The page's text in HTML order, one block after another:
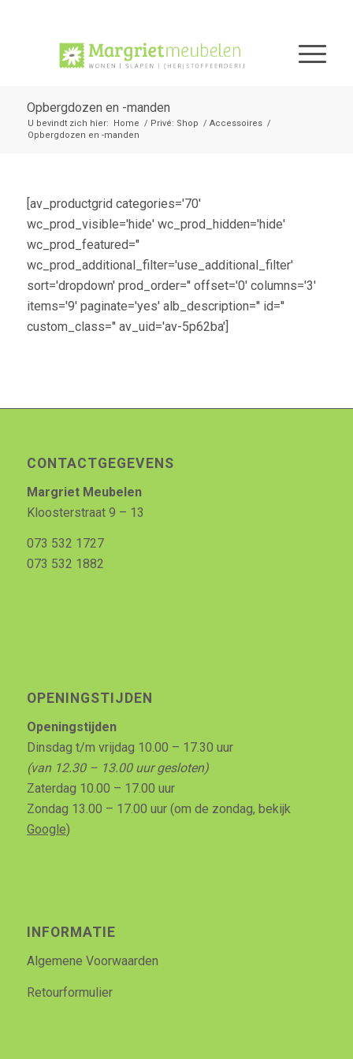
Opbergdozen en -manden
U bevindt zich hier: Home / Privé: Shop / Accessoires /
Opbergdozen en -manden
[av_productgrid categories='70'
wc_prod_visible='hide' wc_prod_hidden='hide'
wc_prod_featured=''
wc_prod_additional_filter='use_additional_filter'
sort='dropdown' prod_order='' offset='0' columns='3'
items='9' paginate='yes' alb_description='' id=''
custom_class='' av_uid='av-5p62ba']
CONTACTGEGEVENS
Margriet Meubelen
Kloosterstraat 9 – 13
073 532 1727
073 532 1882
OPENINGSTIJDEN
Openingstijden
Dinsdag t/m vrijdag 10.00 – 17.30 uur
(van 12.30 – 13.00 uur gesloten)
Zaterdag 10.00 – 17.00 uur
Zondag 13.00 – 17.00 uur (om de zondag, bekijk
Google)
INFORMATIE
Algemene Voorwaarden
Retourformulier